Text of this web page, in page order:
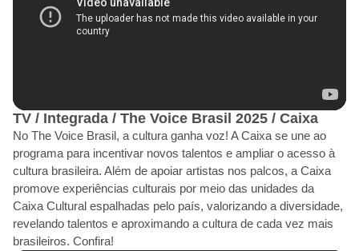
TV / Integrada / The Voice Brasil 2025 / Caixa
No The Voice Brasil, a cultura ganha voz! A Caixa se une ao
programa para incentivar novos talentos e ampliar o acesso à
cultura brasileira. Além de apoiar artistas nos palcos, a Caixa
promove experiências culturais por meio das unidades da
Caixa Cultural espalhadas pelo país, valorizando a diversidade,
revelando talentos e aproximando a cultura de cada vez mais
brasileiros. Confira!